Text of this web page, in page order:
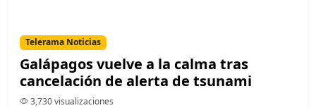
Telerama Noticias
Galápagos vuelve a la calma tras
cancelación de alerta de tsunami
3,730 visualizaciones